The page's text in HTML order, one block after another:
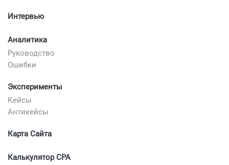
Интервью
Аналитика
Руководство
Ошибки
Эксперименты
Кейсы
Антикейсы
Карта Сайта
Калькулятор CPA